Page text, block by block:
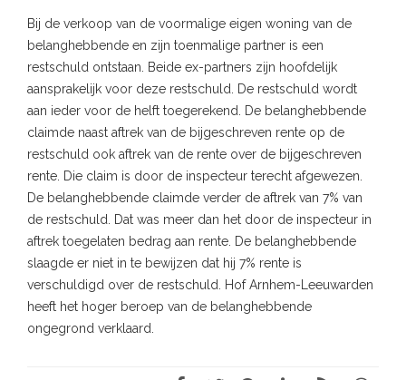
Bij de verkoop van de voormalige eigen woning van de
belanghebbende en zijn toenmalige partner is een
restschuld ontstaan. Beide ex-partners zijn hoofdelijk
aansprakelijk voor deze restschuld. De restschuld wordt
aan ieder voor de helft toegerekend. De belanghebbende
claimde naast aftrek van de bijgeschreven rente op de
restschuld ook aftrek van de rente over de bijgeschreven
rente. Die claim is door de inspecteur terecht afgewezen.
De belanghebbende claimde verder de aftrek van 7% van
de restschuld. Dat was meer dan het door de inspecteur in
aftrek toegelaten bedrag aan rente. De belanghebbende
slaagde er niet in te bewijzen dat hij 7% rente is
verschuldigd over de restschuld. Hof Arnhem-Leeuwarden
heeft het hoger beroep van de belanghebbende
ongegrond verklaard.